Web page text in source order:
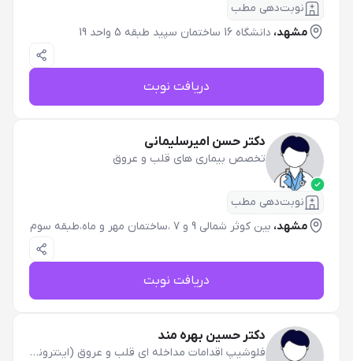
نوبت‌دهی مطب
مشهد، دانشگاه 16 ساختمان سپید طبقه 5 واحد 19
دریافت نوبت
دکتر حسن امیرسلیمانی
تخصص بیماری های قلب و عروق
نوبت‌دهی مطب
مشهد، بین کوثر شمالی 9 و 7 ،ساختمان مهر و ماه،طبقه سوم
دریافت نوبت
دکتر حسین بهره مند
فلوشیپ اقدامات مداخله ای قلب و عروق (اینترونشنال کاردیولوژی) بزرگسالان